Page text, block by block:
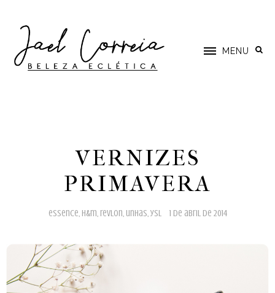
MENU
VERNIZES
PRIMAVERA
essence, h&m, revlon, unhas,ysl 1 de abril de 2014